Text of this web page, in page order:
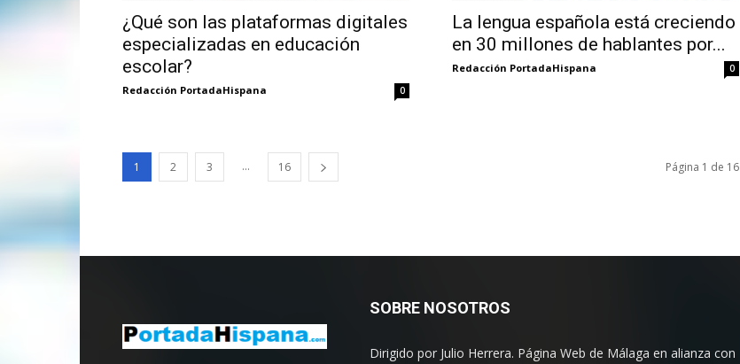
¿Qué son las plataformas digitales
especializadas en educación
escolar?
Redacción PortadaHispana 0
La lengua española está creciendo
en 30 millones de hablantes por...
Redacción PortadaHispana 0
1 2 3 ... 16 Página 1 de 16
SOBRE NOSOTROS
Dirigido por Julio Herrera. Página Web de Málaga en alianza con